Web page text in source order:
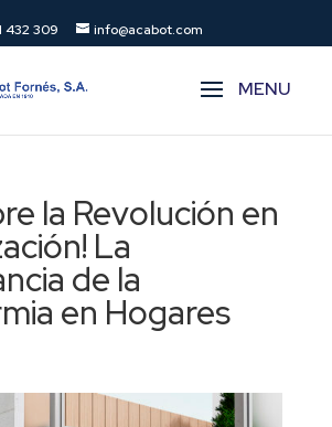
432 309 info@acabot.com
la Revolución en
La
de la
en Hogares